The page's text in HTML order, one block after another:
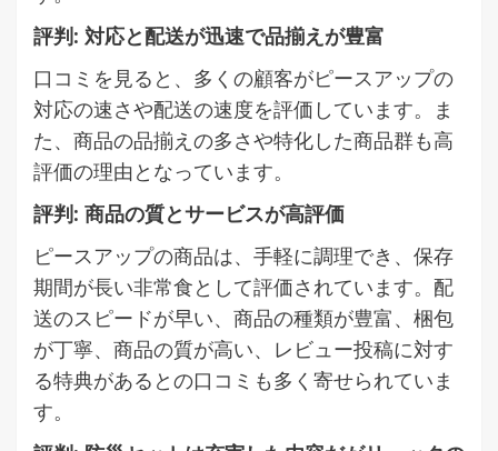
評判: 対応と配送が迅速で品揃えが豊富
口コミを見ると、多くの顧客がピースアップの
対応の速さや配送の速度を評価しています。ま
た、商品の品揃えの多さや特化した商品群も高
評価の理由となっています。
評判: 商品の質とサービスが高評価
ピースアップの商品は、手軽に調理でき、保存
期間が長い非常食として評価されています。配
送のスピードが早い、商品の種類が豊富、梱包
が丁寧、商品の質が高い、レビュー投稿に対す
る特典があるとの口コミも多く寄せられていま
す。